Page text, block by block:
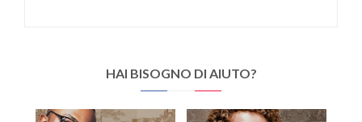
HAI BISOGNO DI AIUTO?